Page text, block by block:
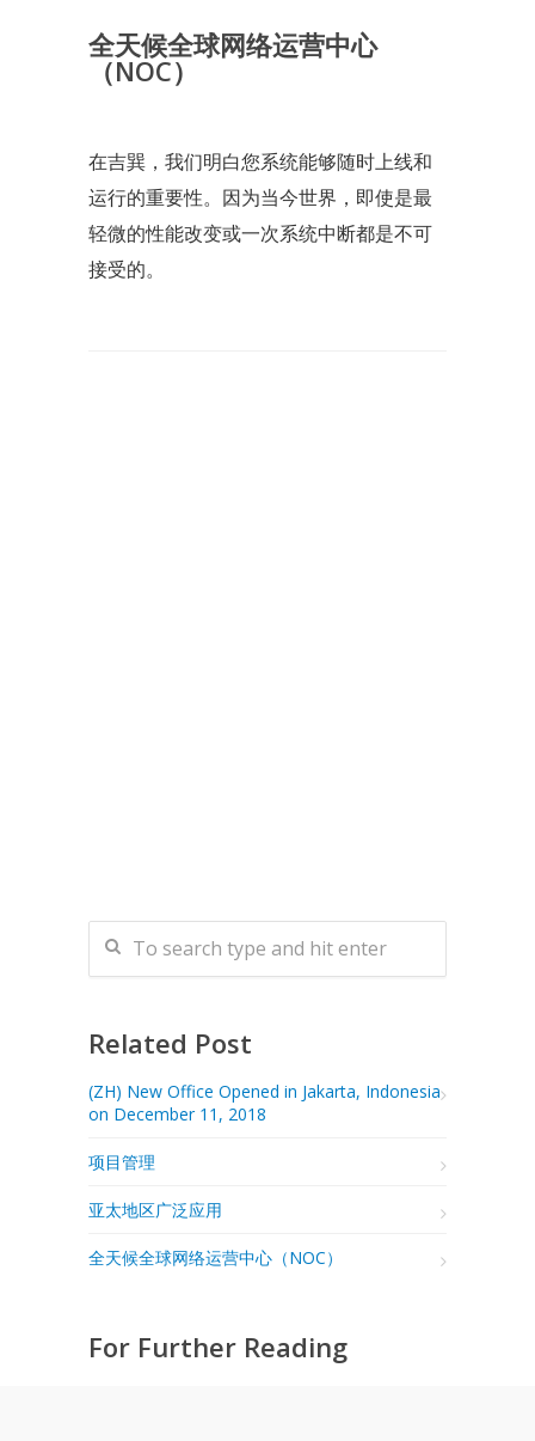
全天候全球网络运营中心
（NOC）
在吉巽，我们明白您系统能够随时上线和
运行的重要性。因为当今世界，即使是最
轻微的性能改变或一次系统中断都是不可
接受的。
Related Post
(ZH) New Office Opened in Jakarta, Indonesia
on December 11, 2018
项目管理
亚太地区广泛应用
全天候全球网络运营中心（NOC）
For Further Reading